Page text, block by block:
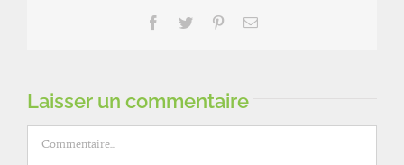
Facebook
Twitter PinterestEmail
Laisser un commentaire
Commentaire